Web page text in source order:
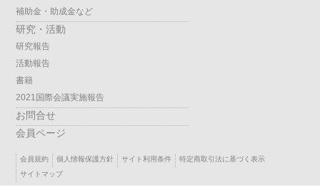
補助金・助成金など
研究・活動
研究報告
活動報告
書籍
2021国際会議実施報告
お問合せ
会員ページ
会員規約 個人情報保護方針 サイト利用条件
特定商取引法に基づく表示
サイトマップ